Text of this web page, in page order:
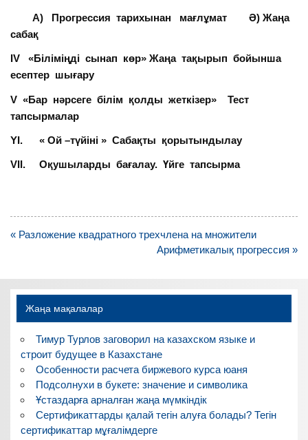
А) Прогрессия тарихынан мағлұмат Ә) Жаңа
сабақ
IV «Біліміңді сынап көр» Жаңа тақырып бойынша
есептер шығару
V «Бар нәрсеге білім қолды жеткізер» Тест
тапсырмалар
YІ. « Ой –түйіні » Сабақты қорытындылау
VIІ. Оқушыларды бағалау. Үйге тапсырма
Навигация
« Разложение квадратного трехчлена на множители
Арифметикалық прогрессия »
Жаңа мақалалар
Тимур Турлов заговорил на казахском языке и
строит будущее в Казахстане
Особенности расчета биржевого курса юаня
Подсолнухи в букете: значение и символика
Ұстаздарға арналған жаңа мүмкіндік
Сертификаттарды қалай тегін алуға болады? Тегін
сертификаттар мұғалімдерге